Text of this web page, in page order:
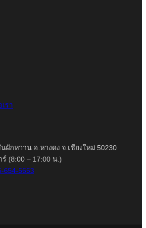
รา
ผักหวาน อ.หางดง จ.เชียงใหม่ 50230
(8:00 – 17:00 น.)
654-5653